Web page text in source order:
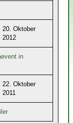
20. Oktober
2012
in
22. Oktober
2011